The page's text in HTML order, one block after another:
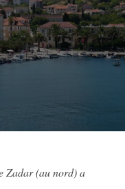
Zadar (au nord) a